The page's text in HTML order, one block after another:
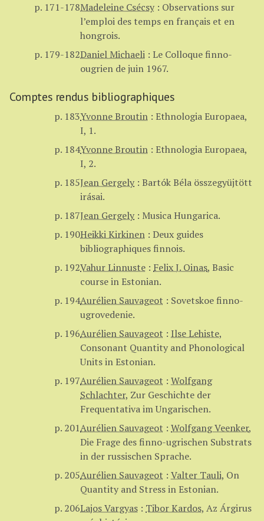
p. 171-178Madeleine Csécsy : Observations sur
l’emploi des temps en français et en
hongrois.
p. 179-182Daniel Michaeli : Le Colloque finno-
ougrien de juin 1967.
Comptes rendus bibliographiques
p. 183Yvonne Broutin : Ethnologia Europaea,
I, 1.
p. 184Yvonne Broutin : Ethnologia Europaea,
I, 2.
p. 185Jean Gergely : Bartók Béla összegyüjtött
irásai.
p. 187Jean Gergely : Musica Hungarica.
p. 190Heikki Kirkinen : Deux guides
bibliographiques finnois.
p. 192Vahur Linnuste : Felix J. Oinas, Basic
course in Estonian.
p. 194Aurélien Sauvageot : Sovetskoe finno-
ugrovedenie.
p. 196Aurélien Sauvageot : Ilse Lehiste,
Consonant Quantity and Phonological
Units in Estonian.
p. 197Aurélien Sauvageot : Wolfgang
Schlachter, Zur Geschichte der
Frequentativa im Ungarischen.
p. 201Aurélien Sauvageot : Wolfgang Veenker,
Die Frage des finno-ugrischen Substrats
in der russischen Sprache.
p. 205Aurélien Sauvageot : Valter Tauli, On
Quantity and Stress in Estonian.
p. 206Lajos Vargyas : Tibor Kardos, Az Árgirus